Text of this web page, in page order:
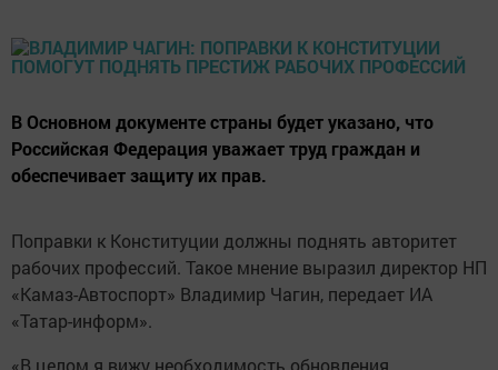
В Основном документе страны будет указано, что
Российская Федерация уважает труд граждан и
обеспечивает защиту их прав.
Поправки к Конституции должны поднять авторитет
рабочих профессий. Такое мнение выразил директор НП
«Камаз-Автоспорт» Владимир Чагин, передает ИА
«Татар-информ».